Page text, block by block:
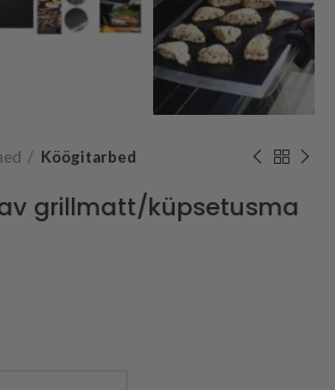
Köögitarbed
grillmatt/küpsetusma​